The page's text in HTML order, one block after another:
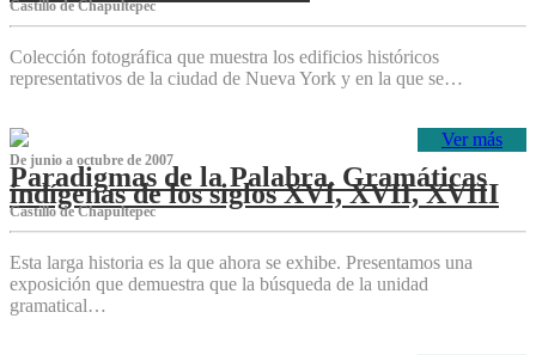
Castillo de Chapultepec
Colección fotográfica que muestra los edificios históricos
representativos de la ciudad de Nueva York y en la que se…
Ver más
De junio a octubre de 2007
Paradigmas de la Palabra. Gramáticas
indígenas de los siglos XVI, XVII, XVIII
Castillo de Chapultepec
Esta larga historia es la que ahora se exhibe. Presentamos una
exposición que demuestra que la búsqueda de la unidad
gramatical…